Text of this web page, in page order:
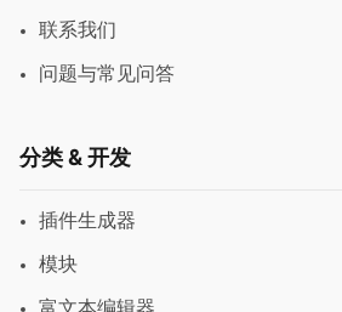
联系我们
问题与常见问答
分类 & 开发
插件生成器
模块